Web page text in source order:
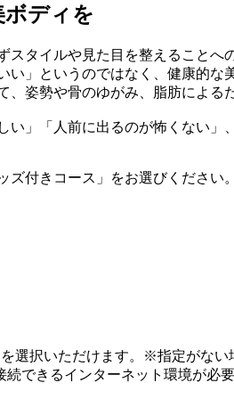
ディを
タイルや見た目を整えることへ
」というのではなく、健康的な
姿勢や骨のゆがみ、脂肪による
」「人前に出るのが怖くない
付きコース」をお選びください。
選択いただけます。※指定がない
できるインターネット環境が必